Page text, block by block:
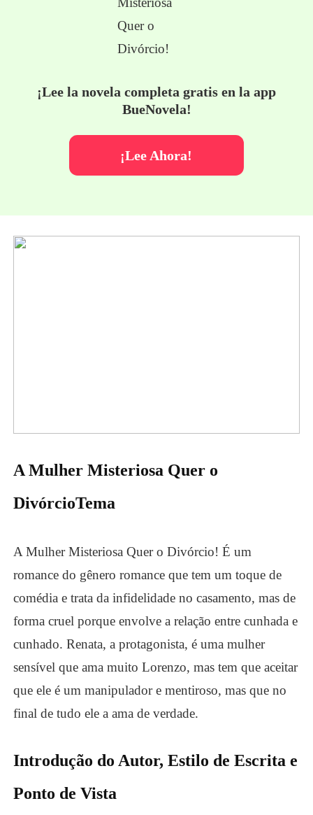
¡Lee la novela completa gratis en la app
BueNovela!
¡Lee Ahora!
A Mulher Misteriosa Quer o
DivórcioTema
A Mulher Misteriosa Quer o Divórcio! É um
romance do gênero romance que tem um toque de
comédia e trata da infidelidade no casamento, mas de
forma cruel porque envolve a relação entre cunhada e
cunhado. Renata, a protagonista, é uma mulher
sensível que ama muito Lorenzo, mas tem que aceitar
que ele é um manipulador e mentiroso, mas que no
final de tudo ele a ama de verdade.
Introdução do Autor, Estilo de Escrita e
Ponto de Vista